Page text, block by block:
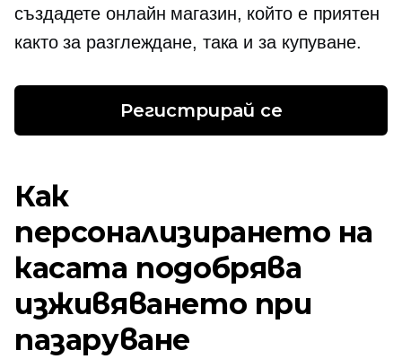
създадете онлайн магазин, който е приятен
както за разглеждане, така и за купуване.
Регистрирай се
Как
персонализирането на
касата подобрява
изживяването при
пазаруване